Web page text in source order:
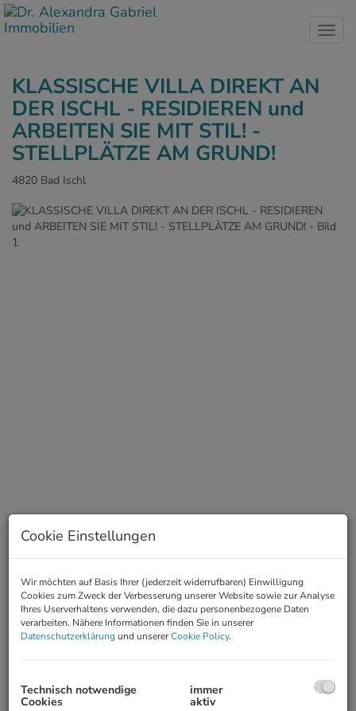
KLASSISCHE VILLA DIREKT AN
DER ISCHL - RESIDIEREN und
ARBEITEN SIE MIT STIL! -
STELLPLÄTZE AM GRUND!
4820 Bad Ischl
Video
Cookie Einstellungen
Wir möchten auf Basis Ihrer (jederzeit widerrufbaren) Einwilligung
Cookies zum Zweck der Verbesserung unserer Website sowie zur Analyse
Ihres Userverhaltens verwenden, die dazu personenbezogene Daten
verarbeiten. Nähere Informationen finden Sie in unserer
Datenschutzerklärungund unsererCookie Policy.
Technisch notwendige
Cookies
immer
aktiv